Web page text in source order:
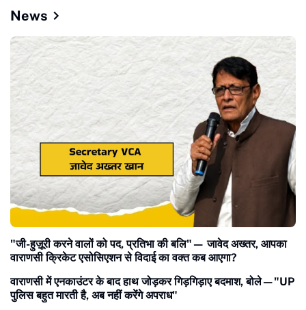
News
​"जी-हुज़ूरी करने वालों को पद, प्रतिभा की बलि"— जावेद अख्तर, आपका
वाराणसी क्रिकेट एसोसिएशन से विदाई का वक्त कब आएगा?
वाराणसी में एनकाउंटर के बाद हाथ जोड़कर गिड़गिड़ाए बदमाश, बोले—"UP
पुलिस बहुत मारती है, अब नहीं करेंगे अपराध"